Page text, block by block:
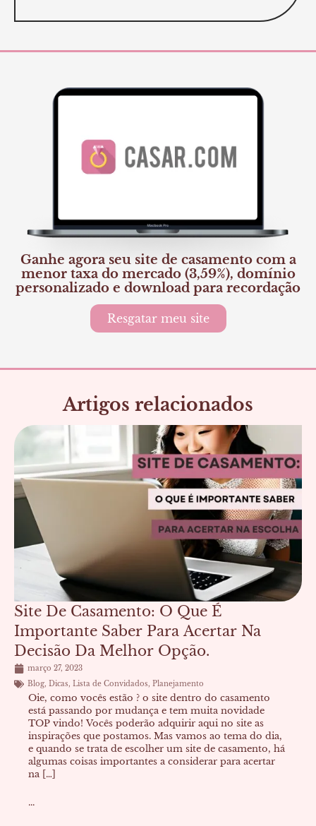
Ganhe agora seu site de casamento com a
menor taxa do mercado (3,59%), domínio
personalizado e download para recordação
Resgatar meu site
Artigos relacionados
Site De Casamento: O Que É
Importante Saber Para Acertar Na
Decisão Da Melhor Opção.
março 27, 2023
Blog, Dicas, Lista de Convidados, Planejamento
Oie, como vocês estão ? o site dentro do casamento
está passando por mudança e tem muita novidade
TOP vindo! Vocês poderão adquirir aqui no site as
inspirações que postamos. Mas vamos ao tema do dia,
e quando se trata de escolher um site de casamento, há
algumas coisas importantes a considerar para acertar
na […]
...
PáginaPáginaPágina